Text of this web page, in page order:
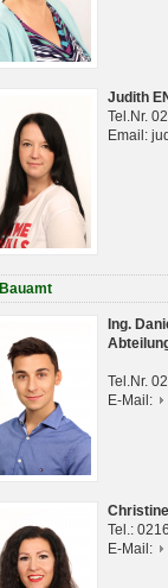
Judith
Tel.Nr.
Email:
Bauamt
Ing.
Tel.Nr.
E-Mail:
Tel.:
E-Mail: